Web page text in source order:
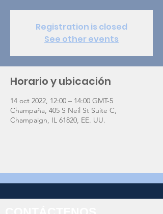
Registration is closed
See other events
Horario y ubicación
14 oct 2022, 12:00 – 14:00 GMT-5
Champaña, 405 S Neil St Suite C,
Champaign, IL 61820, EE. UU.